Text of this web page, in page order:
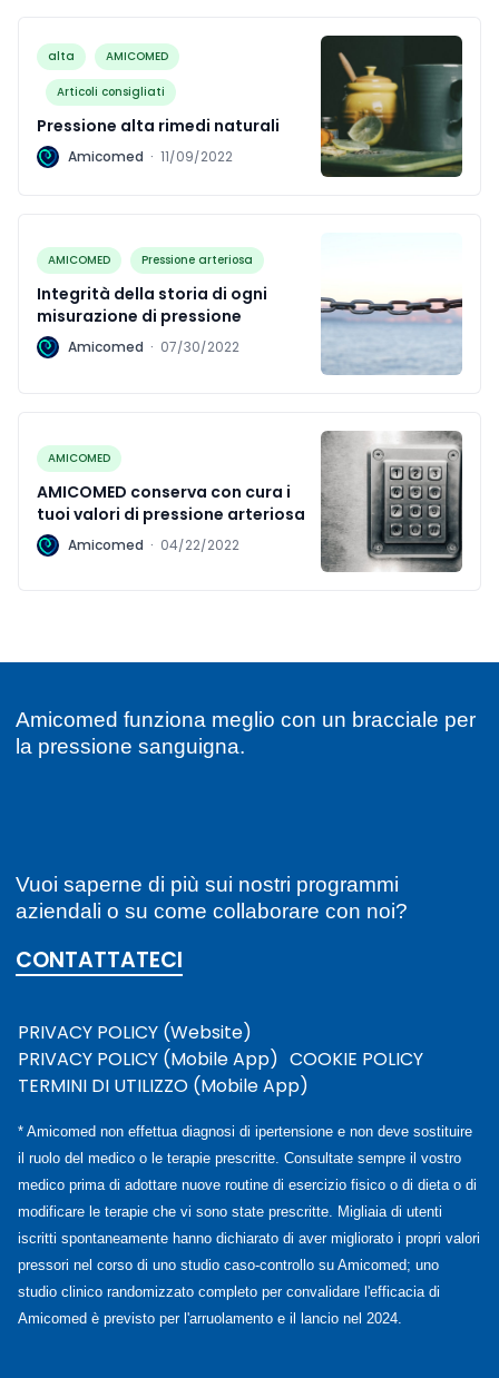
alta AMICOMED
Articoli consigliati
Pressione alta rimedi naturali
A Amicomed · 11/09/2022
AMICOMED Pressione arteriosa
Integrità della storia di ogni
misurazione di pressione
A Amicomed · 07/30/2022
AMICOMED
AMICOMED conserva con cura i
tuoi valori di pressione arteriosa
A Amicomed · 04/22/2022
Amicomed funziona meglio con un bracciale per
la pressione sanguigna.
Vuoi saperne di più sui nostri programmi
aziendali o su come collaborare con noi?
CONTATTATECI
PRIVACY POLICY (Website)
PRIVACY POLICY (Mobile App) COOKIE POLICY
TERMINI DI UTILIZZO (Mobile App)
* Amicomed non effettua diagnosi di ipertensione e non deve sostituire
il ruolo del medico o le terapie prescritte. Consultate sempre il vostro
medico prima di adottare nuove routine di esercizio fisico o di dieta o di
modificare le terapie che vi sono state prescritte. Migliaia di utenti
iscritti spontaneamente hanno dichiarato di aver migliorato i propri valori
pressori nel corso di uno studio caso-controllo su Amicomed; uno
studio clinico randomizzato completo per convalidare l'efficacia di
Amicomed è previsto per l'arruolamento e il lancio nel 2024.